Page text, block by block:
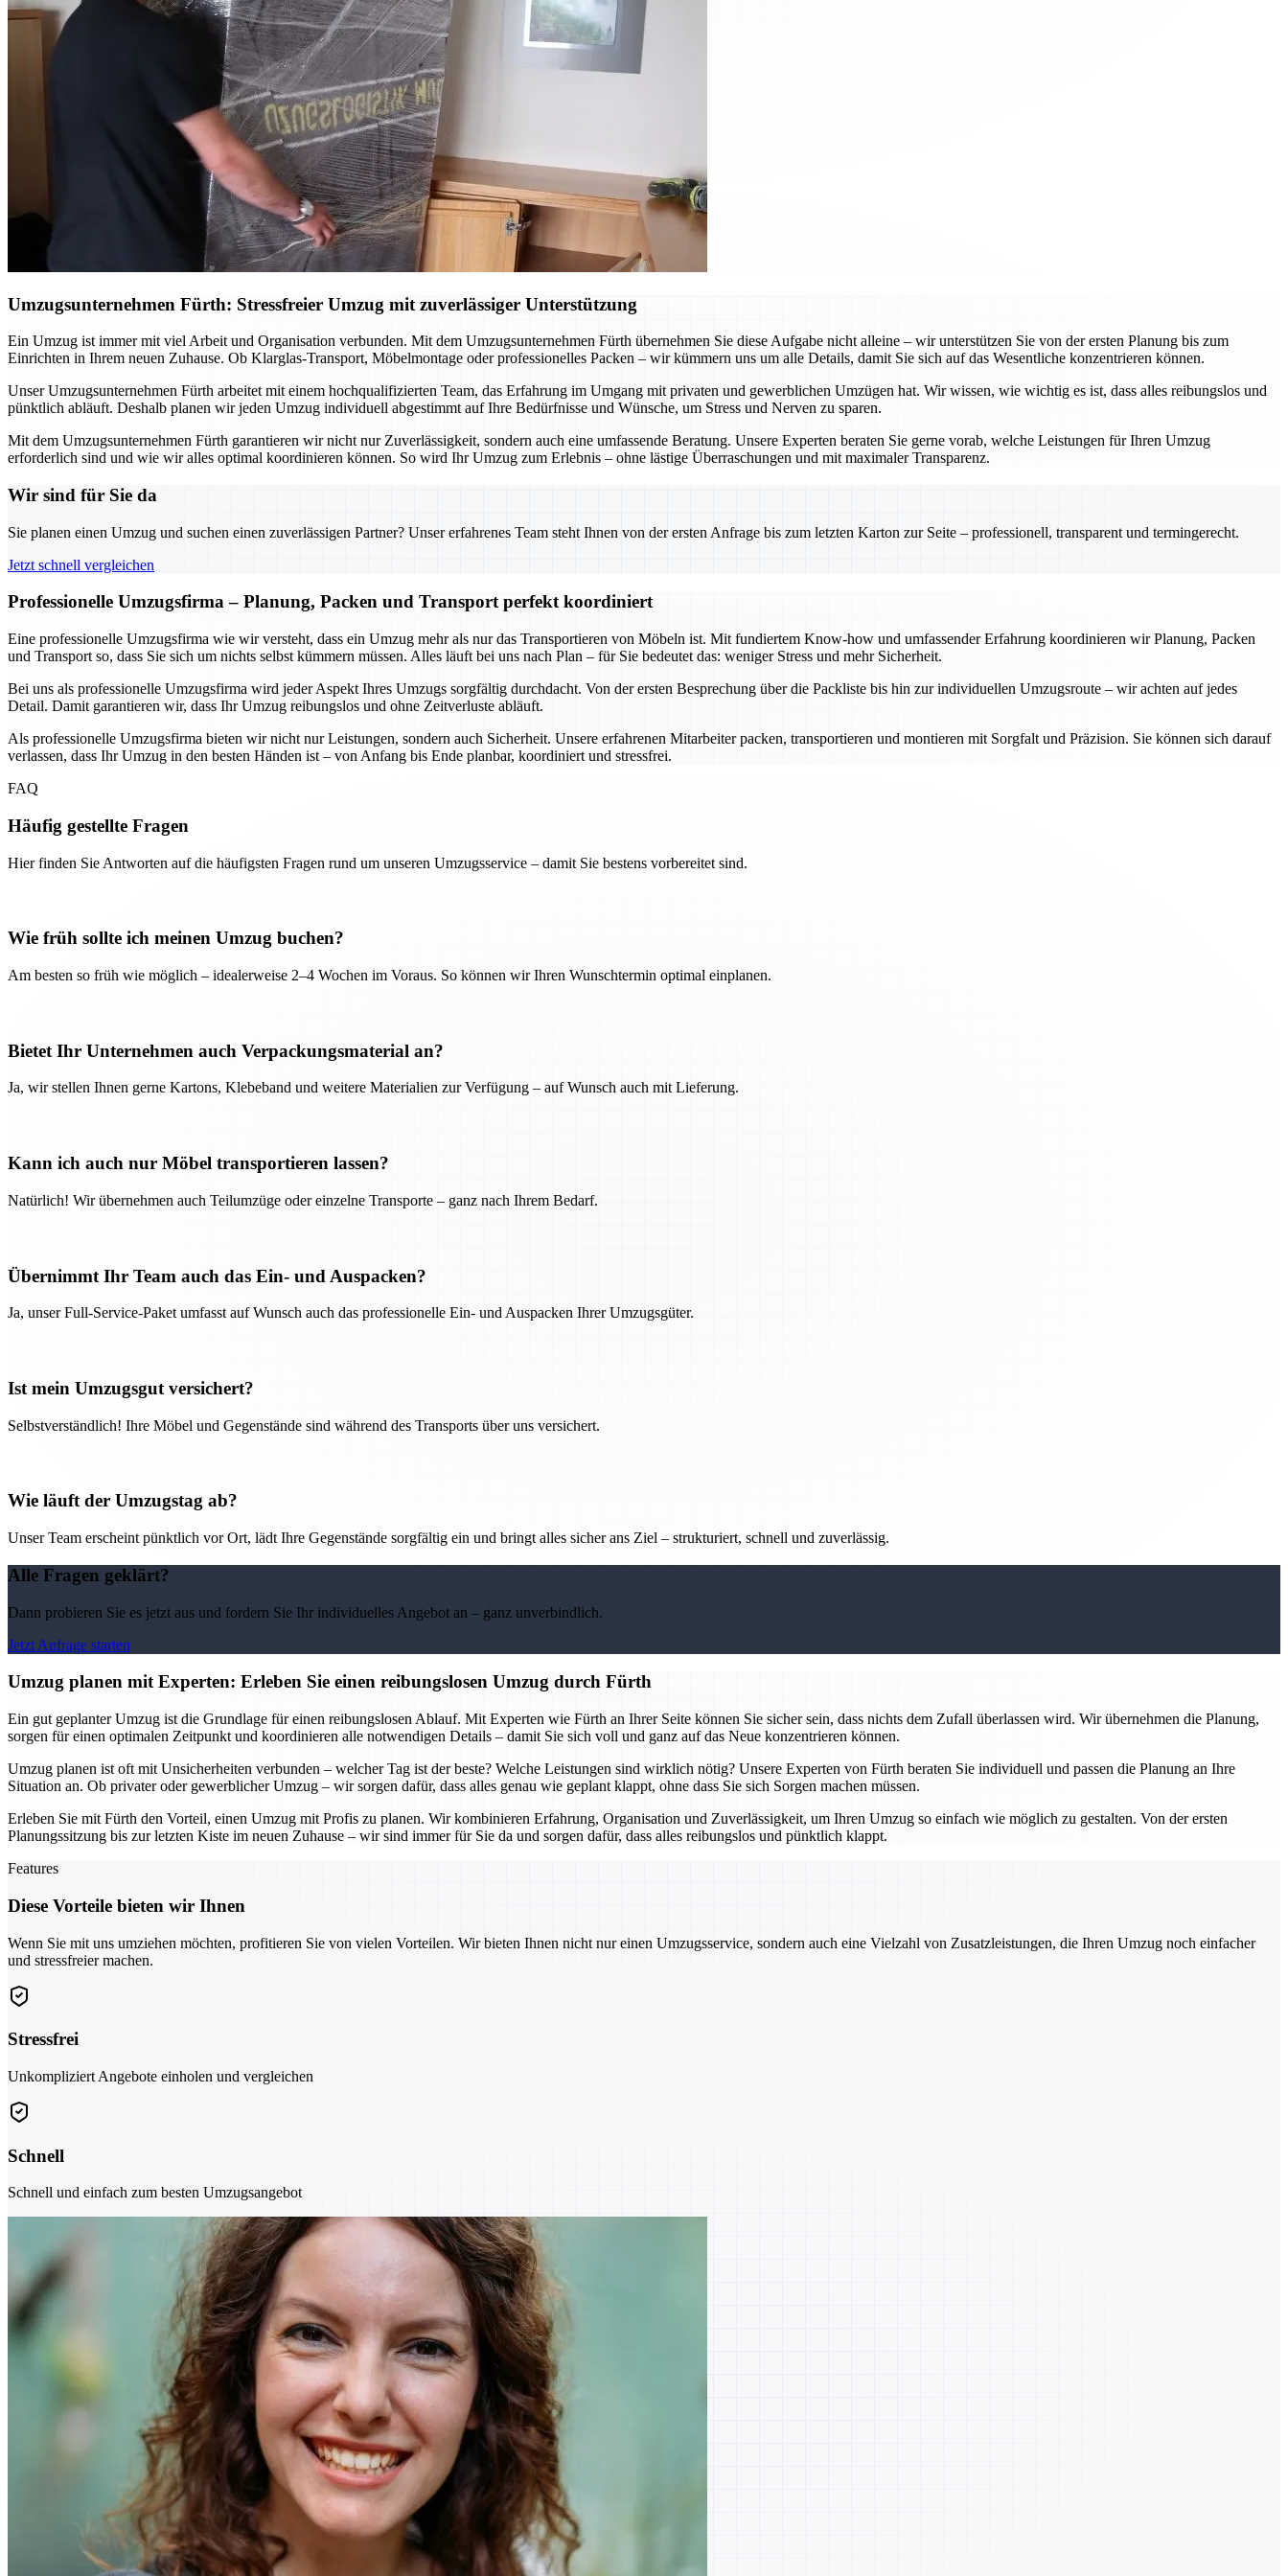
Umzugsunternehmen Fürth: Stressfreier Umzug mit zuverlässiger Unterstützung
Ein Umzug ist immer mit viel Arbeit und Organisation verbunden. Mit dem Umzugsunternehmen Fürth übernehmen Sie diese Aufgabe nicht alleine – wir unterstützen Sie von der ersten Planung bis zum
Einrichten in Ihrem neuen Zuhause. Ob Klarglas-Transport, Möbelmontage oder professionelles Packen – wir kümmern uns um alle Details, damit Sie sich auf das Wesentliche konzentrieren können.
Unser Umzugsunternehmen Fürth arbeitet mit einem hochqualifizierten Team, das Erfahrung im Umgang mit privaten und gewerblichen Umzügen hat. Wir wissen, wie wichtig es ist, dass alles reibungslos und
pünktlich abläuft. Deshalb planen wir jeden Umzug individuell abgestimmt auf Ihre Bedürfnisse und Wünsche, um Stress und Nerven zu sparen.
Mit dem Umzugsunternehmen Fürth garantieren wir nicht nur Zuverlässigkeit, sondern auch eine umfassende Beratung. Unsere Experten beraten Sie gerne vorab, welche Leistungen für Ihren Umzug
erforderlich sind und wie wir alles optimal koordinieren können. So wird Ihr Umzug zum Erlebnis – ohne lästige Überraschungen und mit maximaler Transparenz.
Wir sind für Sie da
Sie planen einen Umzug und suchen einen zuverlässigen Partner? Unser erfahrenes Team steht Ihnen von der ersten Anfrage bis zum letzten Karton zur Seite – professionell, transparent und termingerecht.
Jetzt schnell vergleichen
Professionelle Umzugsfirma – Planung, Packen und Transport perfekt koordiniert
Eine professionelle Umzugsfirma wie wir versteht, dass ein Umzug mehr als nur das Transportieren von Möbeln ist. Mit fundiertem Know-how und umfassender Erfahrung koordinieren wir Planung, Packen
und Transport so, dass Sie sich um nichts selbst kümmern müssen. Alles läuft bei uns nach Plan – für Sie bedeutet das: weniger Stress und mehr Sicherheit.
Bei uns als professionelle Umzugsfirma wird jeder Aspekt Ihres Umzugs sorgfältig durchdacht. Von der ersten Besprechung über die Packliste bis hin zur individuellen Umzugsroute – wir achten auf jedes
Detail. Damit garantieren wir, dass Ihr Umzug reibungslos und ohne Zeitverluste abläuft.
Als professionelle Umzugsfirma bieten wir nicht nur Leistungen, sondern auch Sicherheit. Unsere erfahrenen Mitarbeiter packen, transportieren und montieren mit Sorgfalt und Präzision. Sie können sich darauf
verlassen, dass Ihr Umzug in den besten Händen ist – von Anfang bis Ende planbar, koordiniert und stressfrei.
FAQ
Häufig gestellte Fragen
Hier finden Sie Antworten auf die häufigsten Fragen rund um unseren Umzugsservice – damit Sie bestens vorbereitet sind.
Wie früh sollte ich meinen Umzug buchen?
Am besten so früh wie möglich – idealerweise 2–4 Wochen im Voraus. So können wir Ihren Wunschtermin optimal einplanen.
Bietet Ihr Unternehmen auch Verpackungsmaterial an?
Ja, wir stellen Ihnen gerne Kartons, Klebeband und weitere Materialien zur Verfügung – auf Wunsch auch mit Lieferung.
Kann ich auch nur Möbel transportieren lassen?
Natürlich! Wir übernehmen auch Teilumzüge oder einzelne Transporte – ganz nach Ihrem Bedarf.
Übernimmt Ihr Team auch das Ein- und Auspacken?
Ja, unser Full-Service-Paket umfasst auf Wunsch auch das professionelle Ein- und Auspacken Ihrer Umzugsgüter.
Ist mein Umzugsgut versichert?
Selbstverständlich! Ihre Möbel und Gegenstände sind während des Transports über uns versichert.
Wie läuft der Umzugstag ab?
Unser Team erscheint pünktlich vor Ort, lädt Ihre Gegenstände sorgfältig ein und bringt alles sicher ans Ziel – strukturiert, schnell und zuverlässig.
Alle Fragen geklärt?
Dann probieren Sie es jetzt aus und fordern Sie Ihr individuelles Angebot an – ganz unverbindlich.
Jetzt Anfrage starten
Umzug planen mit Experten: Erleben Sie einen reibungslosen Umzug durch Fürth
Ein gut geplanter Umzug ist die Grundlage für einen reibungslosen Ablauf. Mit Experten wie Fürth an Ihrer Seite können Sie sicher sein, dass nichts dem Zufall überlassen wird. Wir übernehmen die Planung,
sorgen für einen optimalen Zeitpunkt und koordinieren alle notwendigen Details – damit Sie sich voll und ganz auf das Neue konzentrieren können.
Umzug planen ist oft mit Unsicherheiten verbunden – welcher Tag ist der beste? Welche Leistungen sind wirklich nötig? Unsere Experten von Fürth beraten Sie individuell und passen die Planung an Ihre
Situation an. Ob privater oder gewerblicher Umzug – wir sorgen dafür, dass alles genau wie geplant klappt, ohne dass Sie sich Sorgen machen müssen.
Erleben Sie mit Fürth den Vorteil, einen Umzug mit Profis zu planen. Wir kombinieren Erfahrung, Organisation und Zuverlässigkeit, um Ihren Umzug so einfach wie möglich zu gestalten. Von der ersten
Planungssitzung bis zur letzten Kiste im neuen Zuhause – wir sind immer für Sie da und sorgen dafür, dass alles reibungslos und pünktlich klappt.
Features
Diese Vorteile bieten wir Ihnen
Wenn Sie mit uns umziehen möchten, profitieren Sie von vielen Vorteilen. Wir bieten Ihnen nicht nur einen Umzugsservice, sondern auch eine Vielzahl von Zusatzleistungen, die Ihren Umzug noch einfacher
und stressfreier machen.
Stressfrei
Unkompliziert Angebote einholen und vergleichen
Schnell
Schnell und einfach zum besten Umzugsangebot